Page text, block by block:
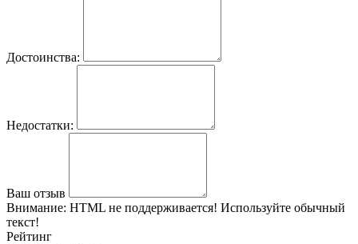
Достоинства:
Недостатки:
Ваш отзыв
Внимание: HTML не поддерживается! Используйте обычный
текст!
Рейтинг